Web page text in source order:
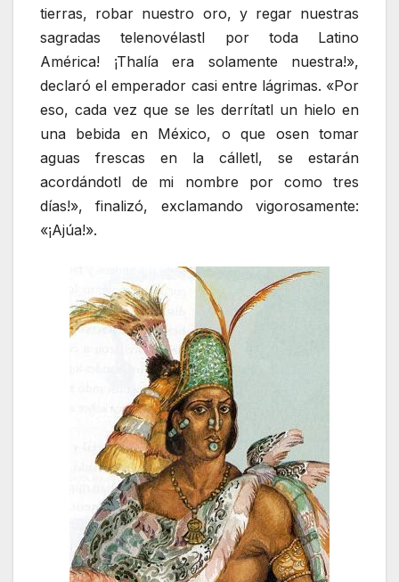
tierras, robar nuestro oro, y regar nuestras
sagradas telenovélastl por toda Latino
América! ¡Thalía era solamente nuestra!»,
declaró el emperador casi entre lágrimas. «Por
eso, cada vez que se les derrítatl un hielo en
una bebida en México, o que osen tomar
aguas frescas en la cálletl, se estarán
acordándotl de mi nombre por como tres
días!», finalizó, exclamando vigorosamente:
«¡Ajúa!».